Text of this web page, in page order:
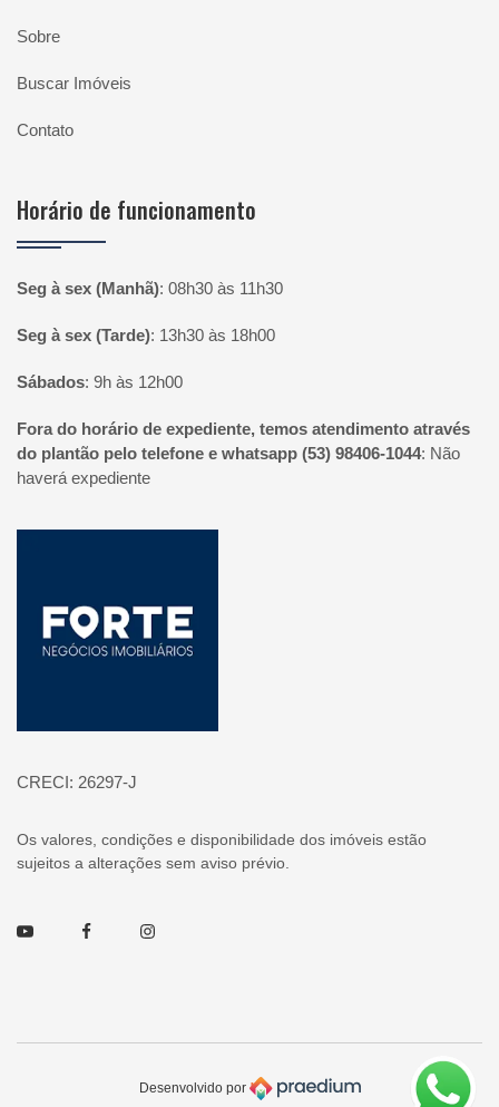
Sobre
Buscar Imóveis
Contato
Horário de funcionamento
Seg à sex (Manhã): 08h30 às 11h30
Seg à sex (Tarde): 13h30 às 18h00
Sábados: 9h às 12h00
Fora do horário de expediente, temos atendimento através
do plantão pelo telefone e whatsapp (53) 98406-1044: Não
haverá expediente
CRECI: 26297-J
Os valores, condições e disponibilidade dos imóveis estão
sujeitos a alterações sem aviso prévio.
Youtube FacebookInstagram
Desenvolvido por